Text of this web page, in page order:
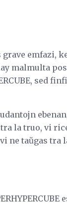
emfazi,
malmulta
sed
la truo, vi
ne taŭgas tra